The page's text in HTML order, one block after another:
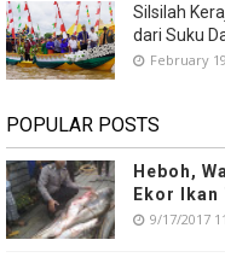
Silsilah
dari Suku
February
POPULAR POSTS
Heboh,
Ekor Ikan
9/17/2017